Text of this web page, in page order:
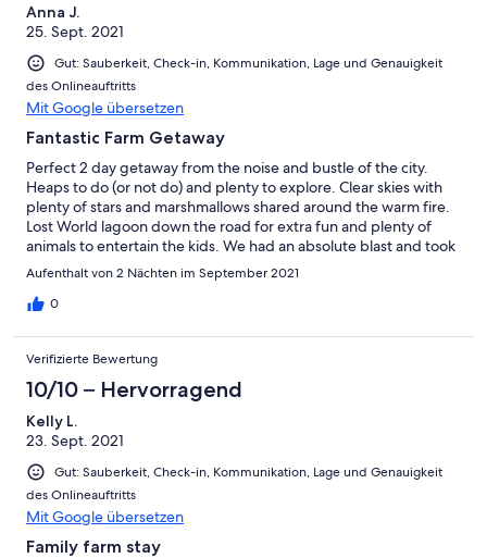
Anna J.
25. Sept. 2021
Gut: Sauberkeit, Check-in, Kommunikation, Lage und Genauigkeit
des Onlineauftritts
Mit Google übersetzen
Fantastic Farm Getaway
Perfect 2 day getaway from the noise and bustle of the city.
Heaps to do (or not do) and plenty to explore. Clear skies with
plenty of stars and marshmallows shared around the warm fire.
Lost World lagoon down the road for extra fun and plenty of
animals to entertain the kids. We had an absolute blast and took
home a lot of great memories. Thank you!
Aufenthalt von 2 Nächten im September 2021
0
Verifizierte Bewertung
10/10 – Hervorragend
Kelly L.
23. Sept. 2021
Gut: Sauberkeit, Check-in, Kommunikation, Lage und Genauigkeit
des Onlineauftritts
Mit Google übersetzen
Family farm stay